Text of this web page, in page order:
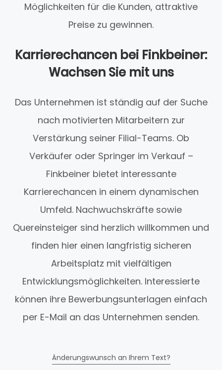
Möglichkeiten für die Kunden, attraktive
Preise zu gewinnen.
Karrierechancen bei Finkbeiner:
Wachsen Sie mit uns
Das Unternehmen ist ständig auf der Suche
nach motivierten Mitarbeitern zur
Verstärkung seiner Filial-Teams. Ob
Verkäufer oder Springer im Verkauf –
Finkbeiner bietet interessante
Karrierechancen in einem dynamischen
Umfeld. Nachwuchskräfte sowie
Quereinsteiger sind herzlich willkommen und
finden hier einen langfristig sicheren
Arbeitsplatz mit vielfältigen
Entwicklungsmöglichkeiten. Interessierte
können ihre Bewerbungsunterlagen einfach
per E-Mail an das Unternehmen senden.
Änderungswunsch an Ihrem Text?